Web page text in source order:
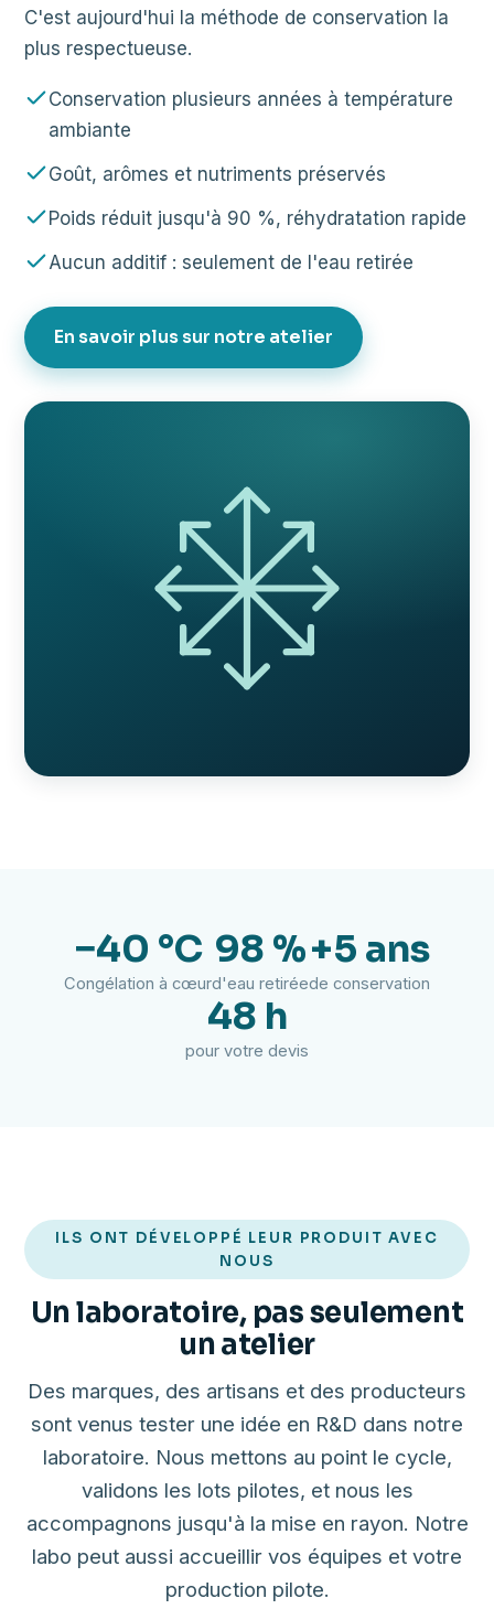
C'est aujourd'hui la méthode de conservation la
plus respectueuse.
Conservation plusieurs années à température
ambiante
Goût, arômes et nutriments préservés
Poids réduit jusqu'à 90 %, réhydratation rapide
Aucun additif : seulement de l'eau retirée
En savoir plus sur notre atelier
−40 °C
Congélation à cœur
98 %
d'eau retirée
+5 ans
de conservation
48 h
pour votre devis
ILS ONT DÉVELOPPÉ LEUR PRODUIT AVEC
NOUS
Un laboratoire, pas seulement
un atelier
Des marques, des artisans et des producteurs
sont venus tester une idée en R&D dans notre
laboratoire. Nous mettons au point le cycle,
validons les lots pilotes, et nous les
accompagnons jusqu'à la mise en rayon. Notre
labo peut aussi accueillir vos équipes et votre
production pilote.